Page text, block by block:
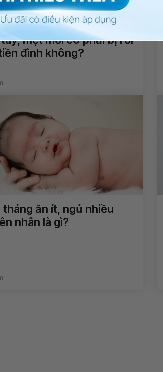
mặt, nôn kèm co rút
mệt mỏi có phải bị rối
đình không?
tháng ăn ít, ngủ nhiều
nhân là gì?